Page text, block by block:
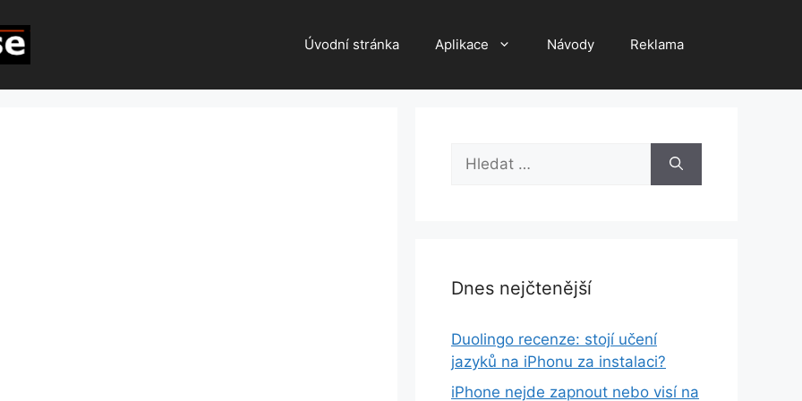
Úvodní stránka Aplikace Návody Reklama
Hledat:
Dnes nejčtenější
Duolingo recenze: stojí učení
jazyků na iPhonu za instalaci?
iPhone nejde zapnout nebo visí na